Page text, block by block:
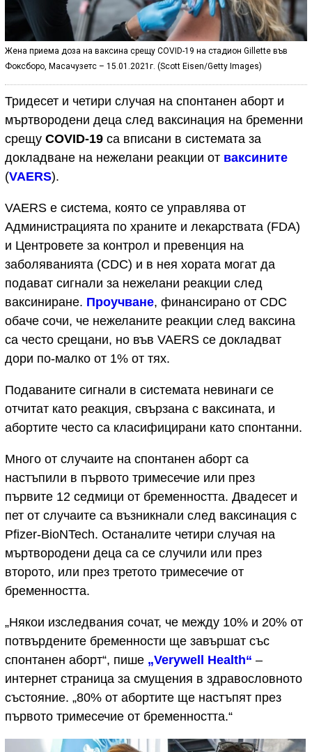
Жена приема доза на ваксина срещу COVID-19 на стадион Gillette във
Фоксборо, Масачузетс – 15.01.2021г. (Scott Eisen/Getty Images)
Тридесет и четири случая на спонтанен аборт и
мъртвородени деца след ваксинация на бременни
срещу COVID-19 са вписани в системата за
докладване на нежелани реакции от ваксините
(VAERS).
VAERS е система, която се управлява от
Администрацията по храните и лекарствата (FDA)
и Центровете за контрол и превенция на
заболяванията (CDC) и в нея хората могат да
подават сигнали за нежелани реакции след
ваксиниране. Проучване, финансирано от CDC
обаче сочи, че нежеланите реакции след ваксина
са често срещани, но във VAERS се докладват
дори по-малко от 1% от тях.
Подаваните сигнали в системата невинаги се
отчитат като реакция, свързана с ваксината, и
абортите често са класифицирани като спонтанни.
Много от случаите на спонтанен аборт са
настъпили в първото тримесечие или през
първите 12 седмици от бременността. Двадесет и
пет от случаите са възникнали след ваксинация с
Pfizer-BioNTech. Останалите четири случая на
мъртвородени деца са се случили или през
второто, или през третото тримесечие от
бременността.
„Някои изследвания сочат, че между 10% и 20% от
потвърдените бременности ще завършат със
спонтанен аборт“, пише „Verywell Health“ –
интернет страница за смущения в здравословното
състояние. „80% от абортите ще настъпят през
първото тримесечие от бременността.“